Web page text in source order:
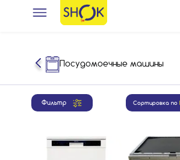
Посудомоечные машины
Фильтр Сортировка по